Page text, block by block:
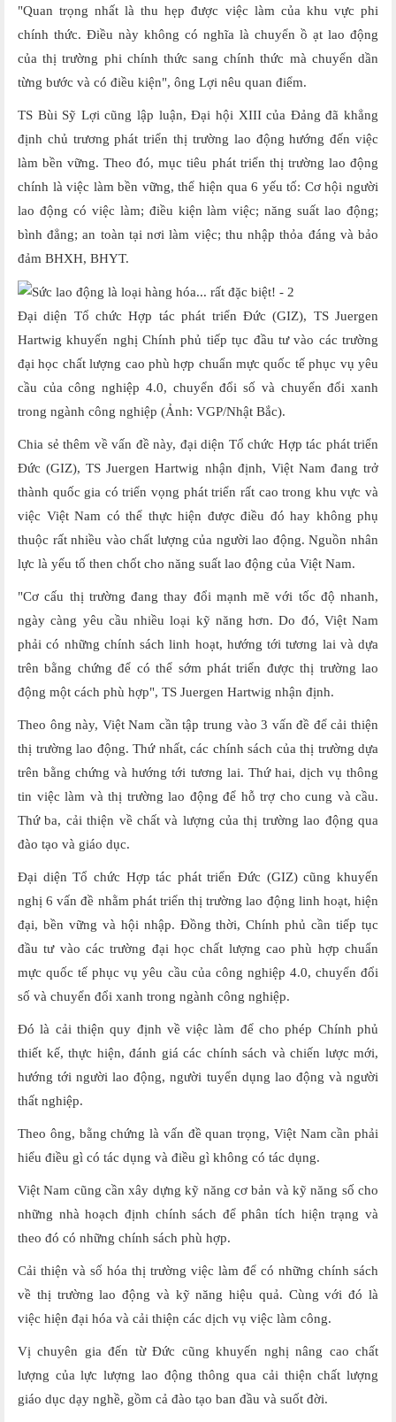
"Quan trọng nhất là thu hẹp được việc làm của khu vực phi
chính thức. Điều này không có nghĩa là chuyển ồ ạt lao động
của thị trường phi chính thức sang chính thức mà chuyển dần
từng bước và có điều kiện", ông Lợi nêu quan điểm.
TS Bùi Sỹ Lợi cũng lập luận, Đại hội XIII của Đảng đã khẳng
định chủ trương phát triển thị trường lao động hướng đến việc
làm bền vững. Theo đó, mục tiêu phát triển thị trường lao động
chính là việc làm bền vững, thể hiện qua 6 yếu tố: Cơ hội người
lao động có việc làm; điều kiện làm việc; năng suất lao động;
bình đẳng; an toàn tại nơi làm việc; thu nhập thỏa đáng và bảo
đảm BHXH, BHYT.
Đại diện Tổ chức Hợp tác phát triển Đức (GIZ), TS Juergen
Hartwig khuyến nghị Chính phủ tiếp tục đầu tư vào các trường
đại học chất lượng cao phù hợp chuẩn mực quốc tế phục vụ yêu
cầu của công nghiệp 4.0, chuyển đổi số và chuyển đổi xanh
trong ngành công nghiệp (Ảnh: VGP/Nhật Bắc).
Chia sẻ thêm về vấn đề này, đại diện Tổ chức Hợp tác phát triển
Đức (GIZ), TS Juergen Hartwig nhận định, Việt Nam đang trở
thành quốc gia có triển vọng phát triển rất cao trong khu vực và
việc Việt Nam có thể thực hiện được điều đó hay không phụ
thuộc rất nhiều vào chất lượng của người lao động. Nguồn nhân
lực là yếu tố then chốt cho năng suất lao động của Việt Nam.
"Cơ cấu thị trường đang thay đổi mạnh mẽ với tốc độ nhanh,
ngày càng yêu cầu nhiều loại kỹ năng hơn. Do đó, Việt Nam
phải có những chính sách linh hoạt, hướng tới tương lai và dựa
trên bằng chứng để có thể sớm phát triển được thị trường lao
động một cách phù hợp", TS Juergen Hartwig nhận định.
Theo ông này, Việt Nam cần tập trung vào 3 vấn đề để cải thiện
thị trường lao động. Thứ nhất, các chính sách của thị trường dựa
trên bằng chứng và hướng tới tương lai. Thứ hai, dịch vụ thông
tin việc làm và thị trường lao động để hỗ trợ cho cung và cầu.
Thứ ba, cải thiện về chất và lượng của thị trường lao động qua
đào tạo và giáo dục.
Đại diện Tổ chức Hợp tác phát triển Đức (GIZ) cũng khuyến
nghị 6 vấn đề nhằm phát triển thị trường lao động linh hoạt, hiện
đại, bền vững và hội nhập. Đồng thời, Chính phủ cần tiếp tục
đầu tư vào các trường đại học chất lượng cao phù hợp chuẩn
mực quốc tế phục vụ yêu cầu của công nghiệp 4.0, chuyển đổi
số và chuyển đổi xanh trong ngành công nghiệp.
Đó là cải thiện quy định về việc làm để cho phép Chính phủ
thiết kế, thực hiện, đánh giá các chính sách và chiến lược mới,
hướng tới người lao động, người tuyển dụng lao động và người
thất nghiệp.
Theo ông, bằng chứng là vấn đề quan trọng, Việt Nam cần phải
hiểu điều gì có tác dụng và điều gì không có tác dụng.
Việt Nam cũng cần xây dựng kỹ năng cơ bản và kỹ năng số cho
những nhà hoạch định chính sách để phân tích hiện trạng và
theo đó có những chính sách phù hợp.
Cải thiện và số hóa thị trường việc làm để có những chính sách
về thị trường lao động và kỹ năng hiệu quả. Cùng với đó là
việc hiện đại hóa và cải thiện các dịch vụ việc làm công.
Vị chuyên gia đến từ Đức cũng khuyến nghị nâng cao chất
lượng của lực lượng lao động thông qua cải thiện chất lượng
giáo dục dạy nghề, gồm cả đào tạo ban đầu và suốt đời.